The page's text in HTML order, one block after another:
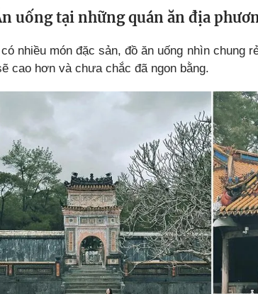
uống tại những quán ăn địa
nhiều món đặc sản, đồ ăn uống nhìn chung
cao hơn và chưa chắc đã ngon bằng.